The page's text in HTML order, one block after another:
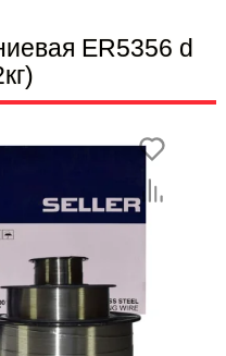
ER5356 d